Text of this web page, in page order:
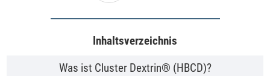
Inhaltsverzeichnis
Was ist Cluster Dextrin® (HBCD)?